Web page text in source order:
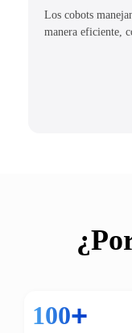
Los cobots
manera eficiente,
100+